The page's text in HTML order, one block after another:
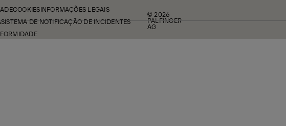
COOKIESINFORMAÇÕES LEGAIS
SISTEMA DE NOTIFICAÇÃO DE INCIDENTES
© 2026
PALFINGER
AG